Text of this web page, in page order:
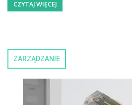
CZYTAJ WIĘCEJ
ZARZĄDZANIE